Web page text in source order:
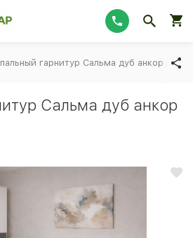
гарнитур Сальма дуб анкор /
Сальма дуб анкор